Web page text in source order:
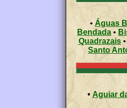
• Águas
Bendada •
Quadrazais•
Santo
• Aguiar